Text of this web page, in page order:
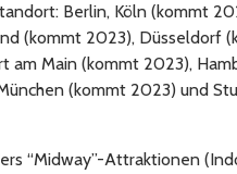
Berlin, Köln (kommt
(kommt 2023), Düsseldorf
am Main (kommt 2023),
(kommt 2023) und
“Midway”-Attraktionen